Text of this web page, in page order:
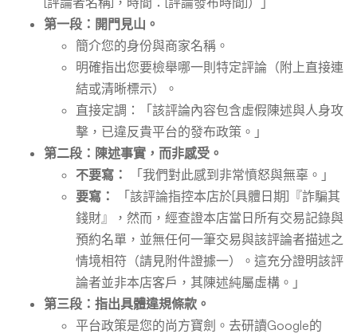
第一段：開門見山。
簡介您的身份與商家名稱。
明確指出您要檢舉哪一則特定評論（附上直接連
結或清晰標示）。
直接定調：「該評論內容包含虛假陳述與人身攻
擊，已違反貴平台的發布政策。」
第二段：陳述事實，而非感受。
不要寫：
「我們對此感到非常憤怒與無辜。」
要寫：
「該評論指控本店於[具體日期]『詐騙其
錢財』，然而，經查證本店當日所有交易記錄與
預約名單，並無任何一筆交易與該評論者描述之
情境相符（請見附件證據一）。這充分證明該評
論者並非本店客戶，其陳述純屬虛構。」
第三段：指出具體違規條款。
平台政策是您的尚方寶劍。去研讀Google的